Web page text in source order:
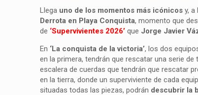
Llega uno de los momentos más icónicos y, a
Derrota en Playa Conquista, momento que
de ‘Supervivientes 2026’ que Jorge Javier
En ‘La conquista de la victoria’, los dos
en la primera, tendrán que rescatar una serie
escalera de cuerdas que tendrán que rescatar
en la tierra, donde un superviviente de cada
situadas todas las piezas, podrán descubrir la